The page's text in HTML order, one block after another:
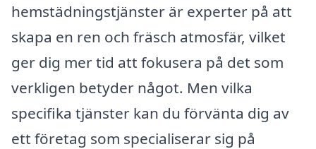
hemstädningstjänster är experter på att
skapa en ren och fräsch atmosfär, vilket
ger dig mer tid att fokusera på det som
verkligen betyder något. Men vilka
specifika tjänster kan du förvänta dig av
ett företag som specialiserar sig på